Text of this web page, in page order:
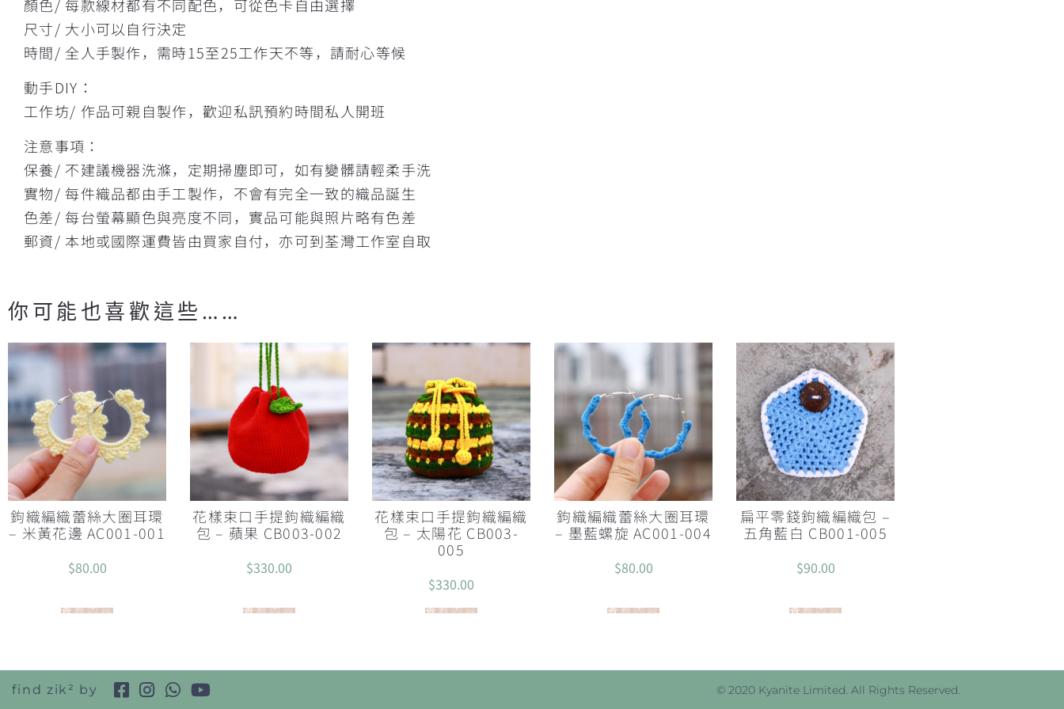
顏色/ 每款線材都有不同配色，可從色卡自由選擇
尺寸/ 大小可以自行決定
時間/ 全人手製作，需時15至25工作天不等，請耐心等候
動手DIY：
工作坊/ 作品可親自製作，歡迎私訊預約時間私人開班
注意事項：
保養/ 不建議機器洗滌，定期掃塵即可，如有變髒請輕柔手洗
實物/ 每件織品都由手工製作，不會有完全一致的織品誕生
色差/ 每台螢幕顯色與亮度不同，實品可能與照片略有色差
郵資/ 本地或國際運費皆由買家自付，亦可到荃灣工作室自取
你可能也喜歡這些……
鉤織編織蕾絲大圈耳環
– 米黃花邊 AC001-001
$80.00
查看內容
花樣束口手提鉤織編織
包 – 蘋果 CB003-002
$330.00
查看內容
花樣束口手提鉤織編織
包 – 太陽花 CB003-
005
$330.00
查看內容
鉤織編織蕾絲大圈耳環
– 墨藍螺旋 AC001-004
$80.00
查看內容
扁平零錢鉤織編織包 –
五角藍白 CB001-005
$90.00
查看內容
find zik² by © 2020 Kyanite Limited. All Rights Reserved.